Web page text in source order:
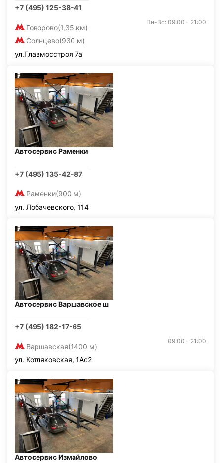
+7 (495) 125-38-41
Говорово(1,35 км)
Солнцево(930 м)
Пн-Вс: 09:00 - 21:00
ул.Главмосстроя 7а
Автосервис Раменки
+7 (495) 135-42-87
Раменки(900 м)
ул. Лобачевского, 114
Автосервис Варшавское ш
+7 (495) 182-17-65
Варшавская(1400 м)
09:00 - 21:00
ул. Котляковская, 1Ас2
Автосервис Измайлово